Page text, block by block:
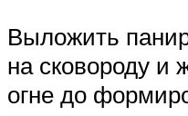
Выложить
на сковороду и
огне до